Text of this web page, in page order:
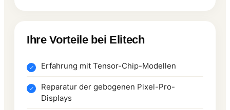
Ihre Vorteile bei Elitech
Erfahrung mit Tensor-Chip-Modellen
Reparatur der gebogenen Pixel-Pro-
Displays